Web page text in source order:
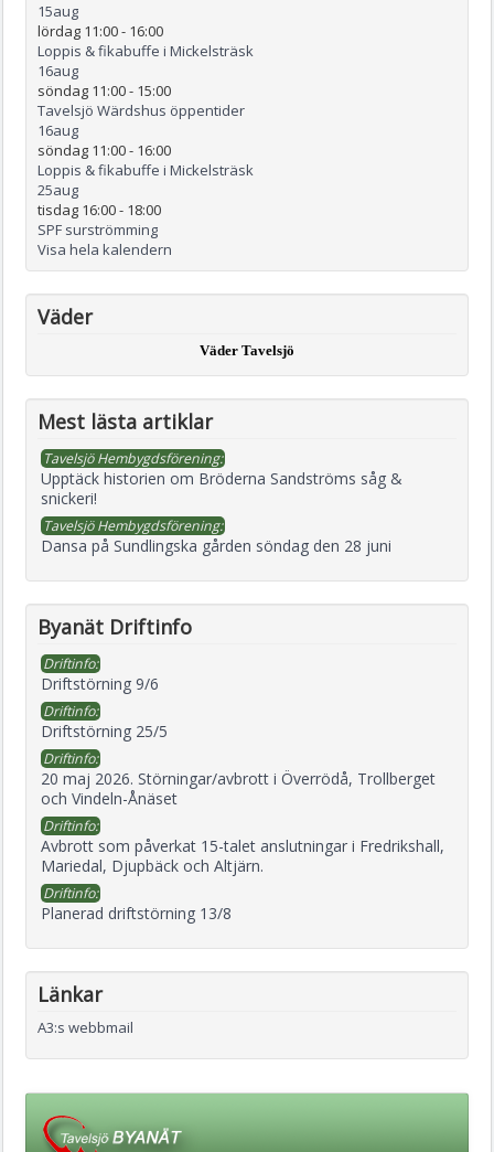
15aug
lördag 11:00- 16:00
Loppis & fikabuffe i Mickelsträsk
16aug
söndag 11:00- 15:00
Tavelsjö Wärdshus öppentider
16aug
söndag 11:00- 16:00
Loppis & fikabuffe i Mickelsträsk
25aug
tisdag 16:00- 18:00
SPF surströmming
Visa hela kalendern
Väder
Väder Tavelsjö
Mest lästa artiklar
Tavelsjö Hembygdsförening:
Upptäck historien om Bröderna Sandströms såg &
snickeri!
Tavelsjö Hembygdsförening:
Dansa på Sundlingska gården söndag den 28 juni
Byanät Driftinfo
Driftinfo:
Driftstörning 9/6
Driftinfo:
Driftstörning 25/5
Driftinfo:
20 maj 2026. Störningar/avbrott i Överrödå, Trollberget
och Vindeln-Ånäset
Driftinfo:
Avbrott som påverkat 15-talet anslutningar i Fredrikshall,
Mariedal, Djupbäck och Altjärn.
Driftinfo:
Planerad driftstörning 13/8
Länkar
A3:s webbmail